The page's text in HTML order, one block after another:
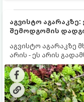
აგვისტო
შემოდგომის
აგვისტო აგარაკზე
არის - ეს არის
ეყრება მომავალი
შემოდგომა-
ნიადაგმა ენერგია
ზამთარს გაუძლონ,
მნიშვნელოვანი